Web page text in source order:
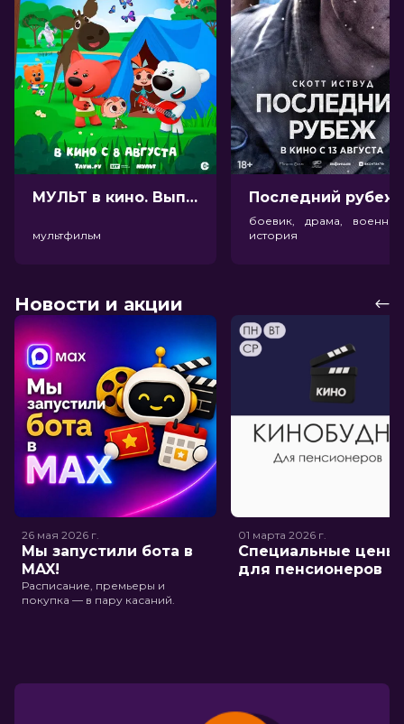
МУЛЬТ в кино. Выпуск №198. Некогда скучать (0+)
мультфильм
боевик, драма,
история
Новости и акции
26 мая 2026 г.
Мы запустили бота в
MAX!
Расписание, премьеры и
покупка — в пару касаний.
01 марта 2026 г.
Специальные цены
для пенсионеров